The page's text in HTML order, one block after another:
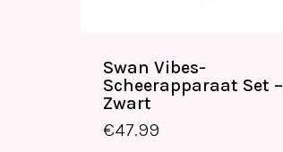
Swan Vibes-
Scheerapparaat Set –
Zwart
€47.99
€47.99